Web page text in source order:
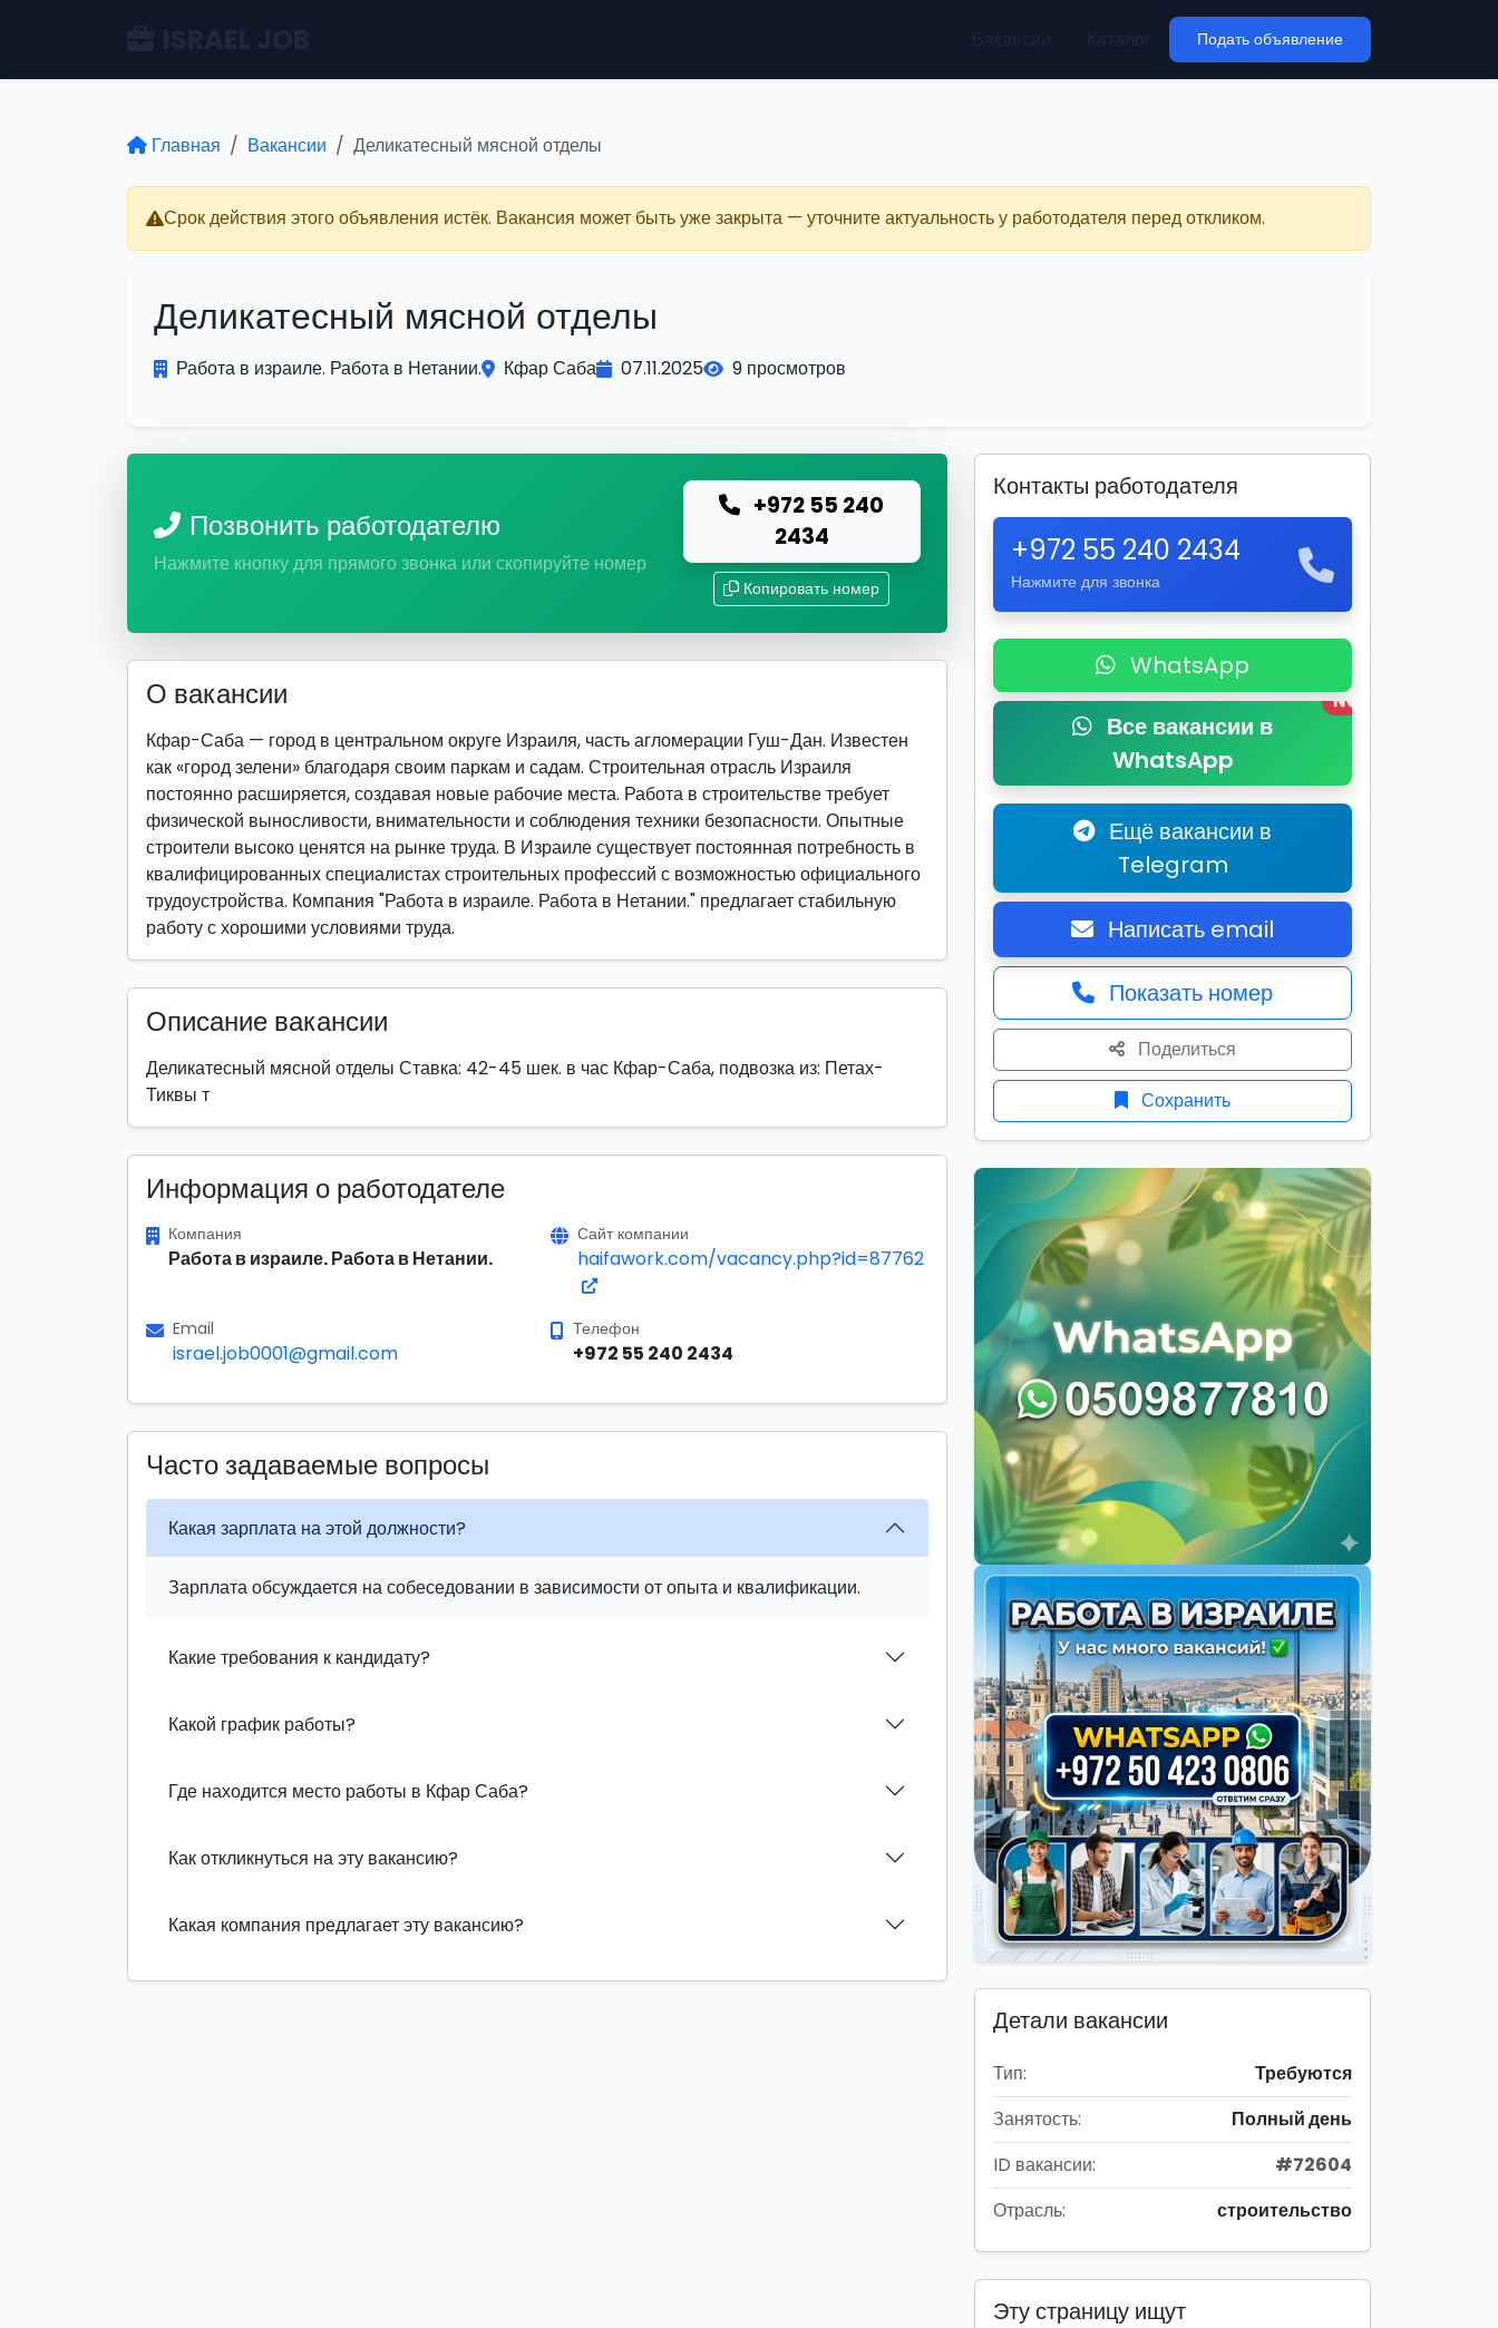
Подать объявление
Главная Вакансии Деликатесный мясной отделы
Срок действия этого объявления истёк. Вакансия может быть уже закрыта — уточните актуальность у работодателя перед откликом.
Деликатесный мясной отделы
Работа в израиле. Работа в Нетании. Кфар Саба 07.11.2025 9 просмотров
Позвонить работодателю
Нажмите кнопку для прямого звонка или скопируйте номер
+972 55 240
2434
Копировать номер
О вакансии
Кфар-Саба — город в центральном округе Израиля, часть агломерации Гуш-Дан. Известен
как «город зелени» благодаря своим паркам и садам. Строительная отрасль Израиля
постоянно расширяется, создавая новые рабочие места. Работа в строительстве требует
физической выносливости, внимательности и соблюдения техники безопасности. Опытные
строители высоко ценятся на рынке труда. В Израиле существует постоянная потребность в
квалифицированных специалистах строительных профессий с возможностью официального
трудоустройства. Компания "Работа в израиле. Работа в Нетании." предлагает стабильную
работу с хорошими условиями труда.
Описание вакансии
Деликатесный мясной отделы Ставка: 42-45 шек. в час Кфар-Саба, подвозка из: Петах-
Тиквы т
Информация о работодателе
Компания
Работа в израиле. Работа в Нетании.
Сайт компании
haifawork.com/vacancy.php?id=87762
Email
israel.job0001@gmail.com
Телефон
+972 55 240 2434
Часто задаваемые вопросы
Какая зарплата на этой должности?
Зарплата обсуждается на собеседовании в зависимости от опыта и квалификации.
Какие требования к кандидату?
Какой график работы?
Где находится место работы в Кфар Саба?
Как откликнуться на эту вакансию?
Какая компания предлагает эту вакансию?
Контакты работодателя
+972 55 240 2434
Нажмите для звонка
WhatsApp
Все вакансии в
WhatsApp
New
Ещё вакансии в
Telegram
Написать email
Показать номер
Поделиться
Сохранить
Детали вакансии
Тип:
Требуются
Занятость:
Полный день
ID вакансии:
#72604
Отрасль:
строительство
Эту страницу ищут